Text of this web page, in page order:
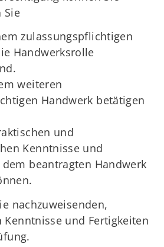
Sie
zulassungspflichtigen
Handwerksrolle
weiteren
Handwerk betätigen
und
Kenntnisse und
beantragten Handwerk
nachzuweisenden,
und Fertigkeiten